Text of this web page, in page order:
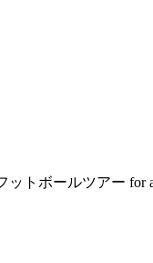
ボールツアー for a